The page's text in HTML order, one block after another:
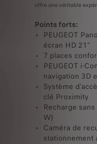
offre une véritable
Points forts:
PEUGEOT
écran HD 21″
7 places
PEUGEOT i-
navigation 3D
Système
clé Proximity
Recharge
W)
Caméra de
stationnement